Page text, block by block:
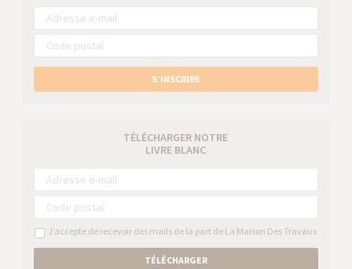
S’INSCRIRE
TÉLÉCHARGER NOTRE
LIVRE BLANC
J’accepte de recevoir des mails de la part de La Maison Des Travaux
TÉLÉCHARGER